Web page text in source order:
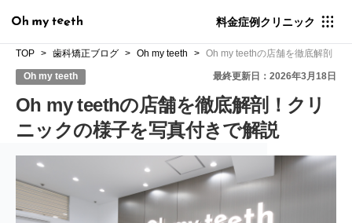
料金症例クリニック
TOP 歯科矯正ブログ Oh my teeth Oh my teethの店舗を徹底解剖！
Oh my teeth 最終更新日：2026年3月18日
Oh my teethの店舗を徹底解剖！クリ
ニックの様子を写真付きで解説